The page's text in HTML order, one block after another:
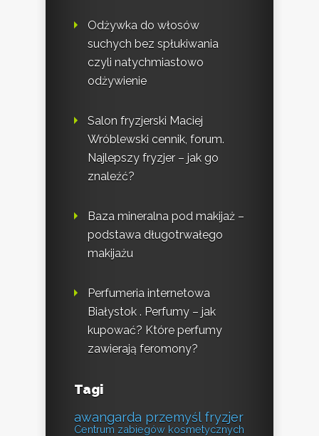
Odżywka do włosów
suchych bez spłukiwania
czyli natychmiastowo
odżywienie
Salon fryzjerski Maciej
Wróblewski cennik, forum.
Najlepszy fryzjer – jak go
znaleźć?
Baza mineralna pod makijaż –
podstawa długotrwałego
makijażu
Perfumeria internetowa
Białystok . Perfumy – jak
kupować? Które perfumy
zawierają feromony?
Tagi
awangarda przemyśl fryzjer
Centrum zabiegów kosmetycznych